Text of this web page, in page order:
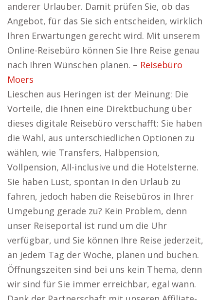
anderer Urlauber. Damit prüfen Sie, ob das
Angebot, für das Sie sich entscheiden, wirklich
Ihren Erwartungen gerecht wird. Mit unserem
Online-Reisebüro können Sie Ihre Reise genau
nach Ihren Wünschen planen. – Reisebüro
Moers
Lieschen aus Heringen ist der Meinung: Die
Vorteile, die Ihnen eine Direktbuchung über
dieses digitale Reisebüro verschafft: Sie haben
die Wahl, aus unterschiedlichen Optionen zu
wählen, wie Transfers, Halbpension,
Vollpension, All-inclusive und die Hotelsterne.
Sie haben Lust, spontan in den Urlaub zu
fahren, jedoch haben die Reisebüros in Ihrer
Umgebung gerade zu? Kein Problem, denn
unser Reiseportal ist rund um die Uhr
verfügbar, und Sie können Ihre Reise jederzeit,
an jedem Tag der Woche, planen und buchen.
Öffnungszeiten sind bei uns kein Thema, denn
wir sind für Sie immer erreichbar, egal wann.